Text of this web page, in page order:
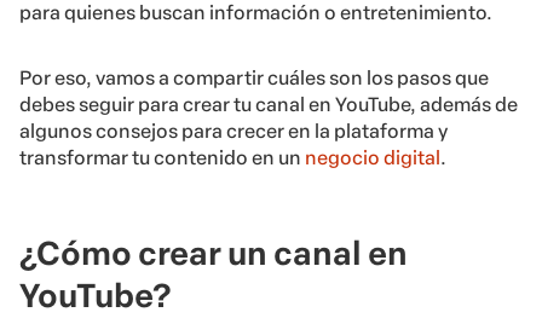
para quienes buscan información o entretenimiento.
Por eso, vamos a compartir cuáles son los pasos que
debes seguir para crear tu canal en YouTube, además de
algunos consejos para crecer en la plataforma y
transformar tu contenido en un negocio digital .
¿Cómo crear un canal en
YouTube?